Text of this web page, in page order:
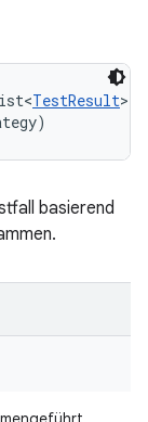
TestResult>
basierend